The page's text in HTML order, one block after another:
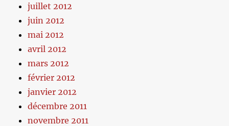
juillet 2012
juin 2012
mai 2012
avril 2012
mars 2012
février 2012
janvier 2012
décembre 2011
novembre 2011